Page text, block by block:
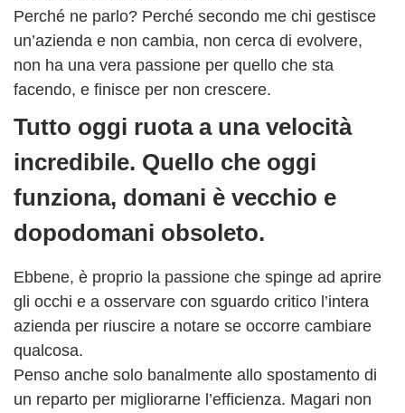
Perché ne parlo? Perché secondo me chi gestisce
un’azienda e non cambia, non cerca di evolvere,
non ha una vera passione per quello che sta
facendo, e finisce per non crescere.
Tutto oggi ruota a una velocità
incredibile. Quello che oggi
funziona, domani è vecchio e
dopodomani obsoleto.
Ebbene, è proprio la passione che spinge ad aprire
gli occhi e a osservare con sguardo critico l’intera
azienda per riuscire a notare se occorre cambiare
qualcosa.
Penso anche solo banalmente allo spostamento di
un reparto per migliorarne l’efficienza. Magari non